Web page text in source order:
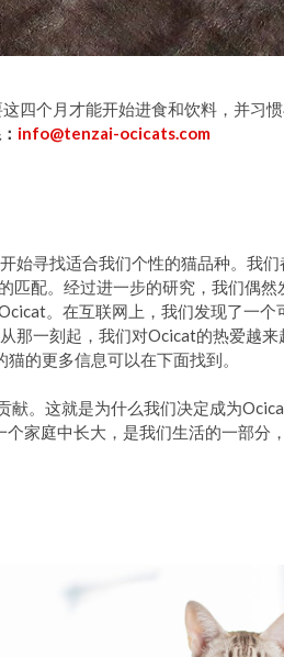
四个月才能开始进食和饮料，并习
info@tenzai-ocicats.com
始寻找适合我们个性的猫品种。我
配。经过进一步的研究，我们偶然
。在互联网上，我们发现了一个
那一刻起，我们对Ocicat的热爱越来
的更多信息可以在下面找到。
献。这就是为什么我们决定成为
家庭中长大，是我们生活的一部分